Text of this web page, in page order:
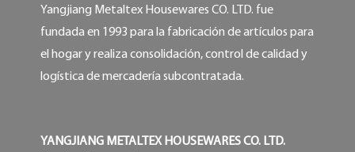
Yangjiang Metaltex Housewares CO. LTD. fue
fundada en 1993 para la fabricación de artículos para
el hogar y realiza consolidación, control de calidad y
logística de mercadería subcontratada.
YANGJIANG METALTEX HOUSEWARES CO. LTD.